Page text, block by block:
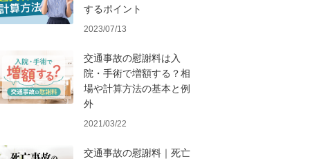
するポイント
2023/07/13
交通事故の慰謝料は入
院・手術で増額する？相
場や計算方法の基本と例
外
2021/03/22
交通事故の慰謝料｜死亡